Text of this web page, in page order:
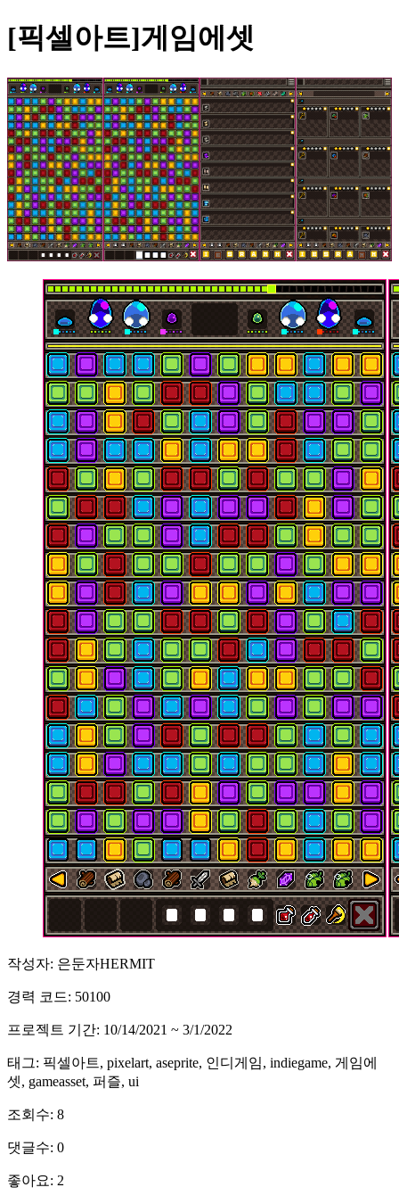
[픽셀아트]게임에셋
작성자: 은둔자HERMIT
경력 코드: 50100
프로젝트 기간: 10/14/2021 ~ 3/1/2022
태그: 픽셀아트, pixelart, aseprite, 인디게임, indiegame, 게임에
셋, gameasset, 퍼즐, ui
조회수: 8
댓글수: 0
좋아요: 2